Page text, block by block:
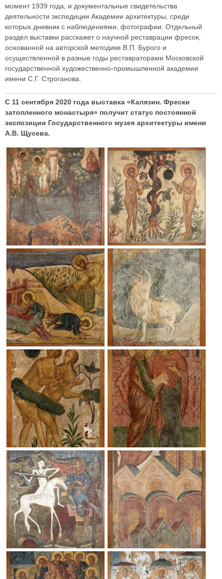
момент 1939 года, и документальные свидетельства
деятельности экспедиции Академии архитектуры, среди
которых дневник с наблюдениями, фотографии. Отдельный
раздел выставки расскажет о научной реставрации фресок,
основанной на авторской методике В.П. Бурого и
осуществленной в разные годы реставраторами Московской
государственной художественно-промышленной академии
имени С.Г. Строганова.
С 11 сентября 2020 года выставка «Калязин. Фрески
затопленного монастыря» получит статус постоянной
экспозиции Государственного музея архитектуры имени
А.В. Щусева.